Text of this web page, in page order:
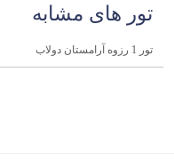
تور های مشابه
تور 1 رزوه آرامستان دولاب